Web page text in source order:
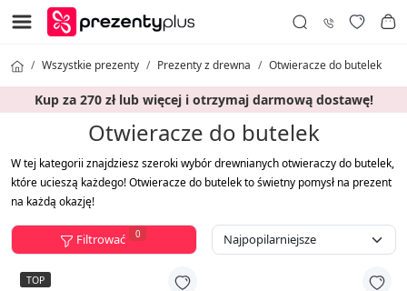
Wszystkie prezenty Prezenty z drewna Otwieracze do butelek
Kup za 270 zł lub więcej i otrzymaj darmową dostawę!
Otwieracze do butelek
W tej kategorii znajdziesz szeroki wybór drewnianych otwieraczy do butelek,
które ucieszą każdego! Otwieracze do butelek to świetny pomysł na prezent
na każdą okazję!
Filtrować 0
TOP